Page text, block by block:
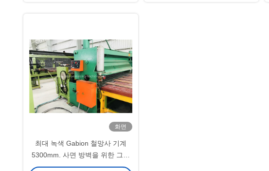
화면
최대 녹색 Gabion 철망사 기계
5300mm. 사면 방벽을 위한 그물
세공 폭